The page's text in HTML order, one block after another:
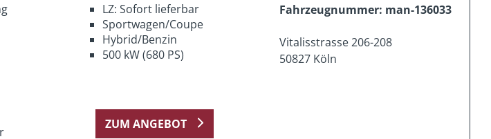
LZ: Sofort lieferbar
Sportwagen/Coupe
Hybrid/Benzin
500 kW (680 PS)
Fahrzeugnummer: man-136033
Vitalisstrasse 206-208
50827 Köln
ZUM ANGEBOT